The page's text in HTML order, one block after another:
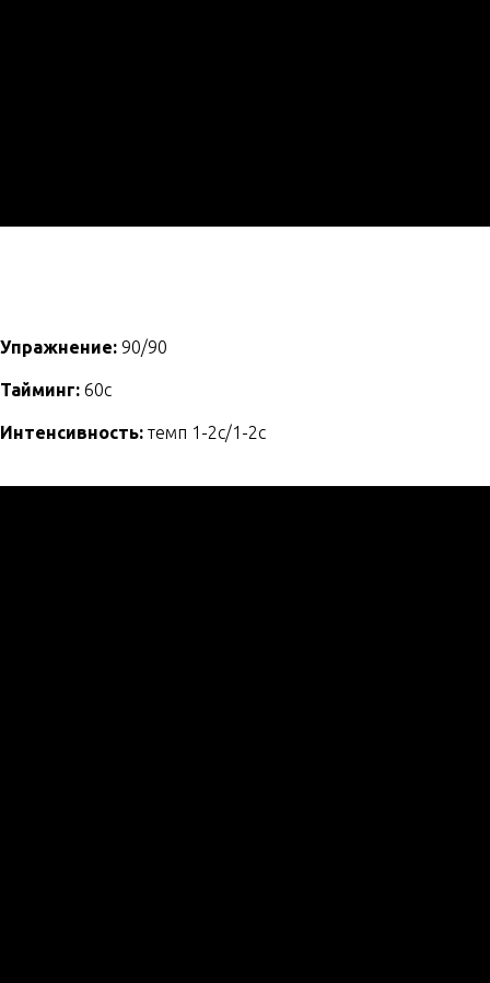
Упражнение: 90/90
Тайминг: 60с
Интенсивность: темп 1-2с/1-2с